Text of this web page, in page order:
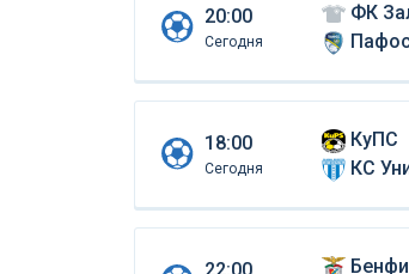
20:00
Сегодня
ФК
18:00
Сегодня
КуПС
КС